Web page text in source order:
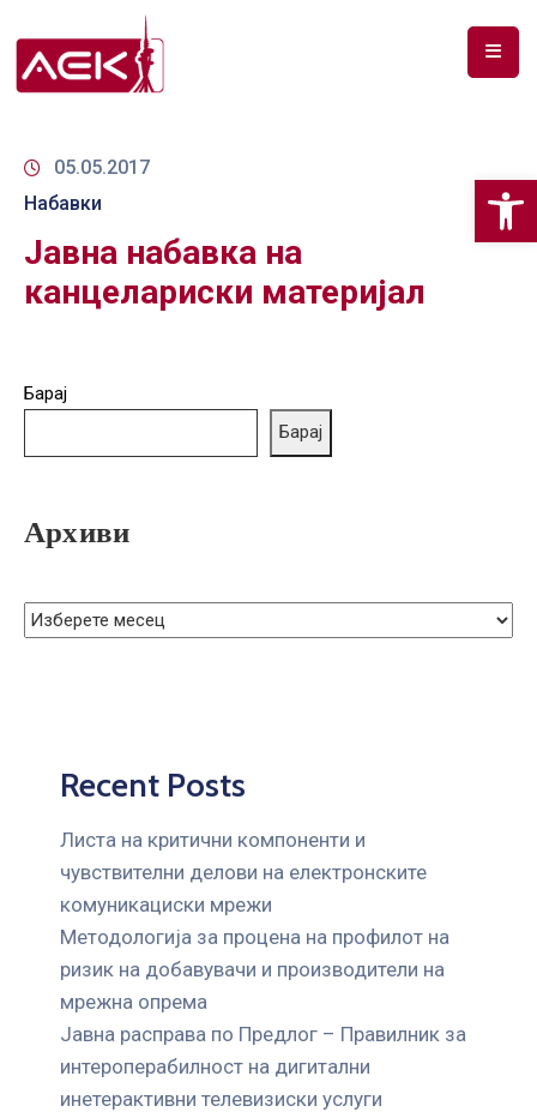
ЗА
ДОКУМЕНТИ
РФ
НА
ГРИЖА
КОРИСНИЦИ
05.05.2017
Набавки
Јавна набавка на
канцелариски материјал
Барај
Барај
Архиви
Recent Posts
Листа на критични компоненти и
чувствителни делови на електронските
комуникациски мрежи
Mетодологија за процена на профилот на
ризик на добавувачи и производители на
мрежна опрема
Јавна расправа по Предлог – Правилник за
интероперабилност на дигитални
инетерактивни телевизиски услуги